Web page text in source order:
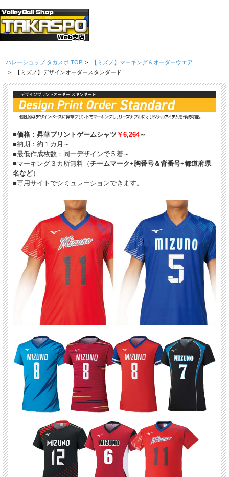
バレーショップ タカスポ TOP > 【ミズノ】マーキング＆オーダーウエア
> 【ミズノ】デザインオーダースタンダード
■価格：昇華プリントゲームシャツ ￥6,264～
■納期：約１カ月～
■最低作成枚数：同一デザインで５着～
■マーキング３カ所無料（チームマーク+胸番号＆背番号+都道府県
名など）
■専用サイトでシミュレーションできます。